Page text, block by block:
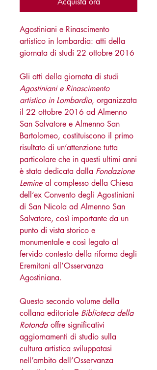
Agostiniani e Rinascimento
artistico in lombardia: atti della
giornata di studi 22 ottobre 2016
Gli atti della giornata di studi
Agostiniani e Rinascimento
artistico in Lombardia, organizzata
il 22 ottobre 2016 ad Almenno
San Salvatore e Almenno San
Bartolomeo, costituiscono il primo
risultato di un’attenzione tutta
particolare che in questi ultimi anni
è stata dedicata dalla Fondazione
Lemine al complesso della Chiesa
dell’ex Convento degli Agostiniani
di San Nicola ad Almenno San
Salvatore, così importante da un
punto di vista storico e
monumentale e così legato al
fervido contesto della riforma degli
Eremitani all’Osservanza
Agostiniana.
Questo secondo volume della
collana editoriale Biblioteca della
Rotonda offre significativi
aggiornamenti di studio sulla
cultura artistica sviluppatasi
nell’ambito dell’Osservanza